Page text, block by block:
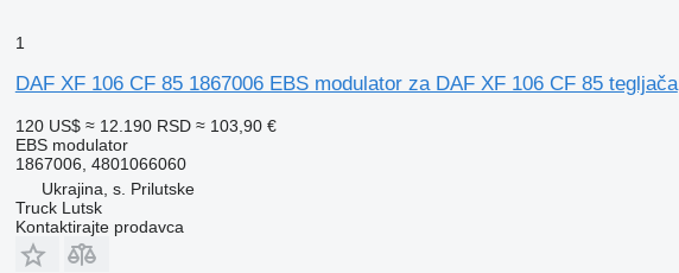
1
DAF XF 106 CF 85 1867006 EBS modulator za DAF XF 106 CF 85 tegljača
120 US$ ≈ 12.190 RSD ≈ 103,90 €
EBS modulator
1867006, 4801066060
Ukrajina, s. Prilutske
Truck Lutsk
Kontaktirajte prodavca